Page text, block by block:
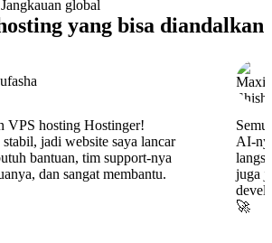
yang bisa diandalkan
VPS hosting Hostinger!
jadi website saya lancar
bantuan, tim support-nya
dan sangat membantu.
AI-
juga
🚀